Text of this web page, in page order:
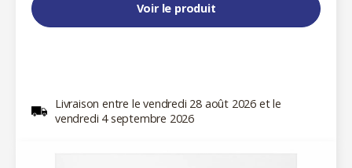
Voir le produit
Livraison entre le vendredi 28 août 2026 et le
vendredi 4 septembre 2026